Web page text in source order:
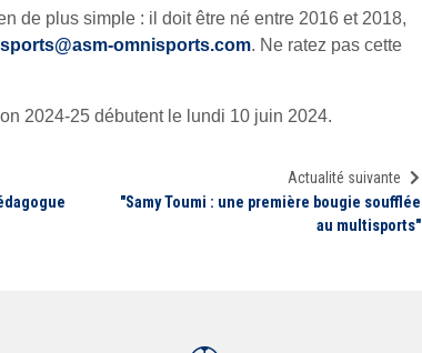
de plus simple : il doit être né entre 2016 et 2018,
omnisports.com. Ne ratez pas cette
2024-25 débutent le lundi 10 juin 2024.
Actualité suivante
"Samy Toumi : une première bougie soufflée
au multisports"